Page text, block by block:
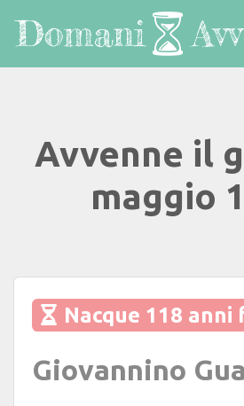
Avvenne il
maggio
Nacque 118 anni
Giovannino